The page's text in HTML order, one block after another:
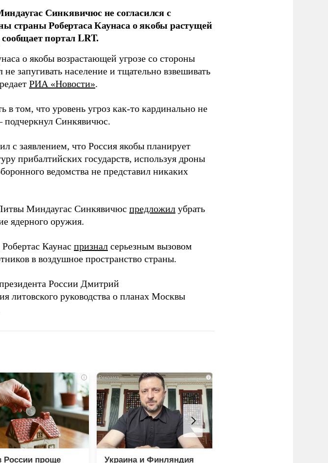
Синкявичюс не согласился с
страны Робертаса Каунаса о якобы растущей
портал LRT.
о якобы возрастающей угрозе со стороны
не запугивать население и тщательно взвешивать
РИА «Новости».
в том, что уровень угроз как-то кардинально не
подчеркнул Синкявичюс.
с заявлением, что Россия якобы планирует
прибалтийских государств, используя дроны
ведомства не представил никаких
Миндаугас Синкявичюс предложил убрать
ядерного оружия.
Каунас признал серьезным вызовом
в воздушное пространство страны.
России Дмитрий
литовского руководства о планах Москвы
i
России проще
i
Украина и Финляндия